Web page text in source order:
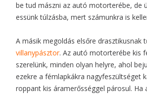
be tud mászni az autó motorterébe, de
essünk túlzásba, mert számunkra is
A másik megoldás elsőre drasztikusnak
villanypásztor. Az autó motorterébe kis
szerelünk, minden olyan helyre, ahol
ezekre a fémlapkákra nagyfeszültséget
roppant kis áramerősséggel párosul. Ha